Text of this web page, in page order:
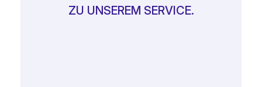
ZU UNSEREM SERVICE.